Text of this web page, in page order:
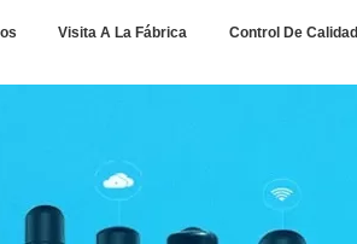
Visita A La Fábrica Control De Calidad